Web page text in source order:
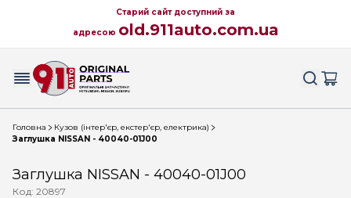
Старий сайт доступний за
адресою old.911auto.com.ua
Головна
Кузов (інтер'єр, екстер'єр, електрика)
Заглушка NISSAN - 40040-01J00
Заглушка NISSAN - 40040-01J00
Код: 20897